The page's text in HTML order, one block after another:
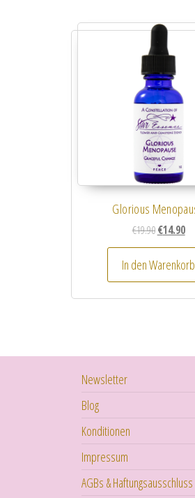
Glorious
€19.90 €14.90
In den Warenkorb
Newsletter
Blog
Konditionen
Impressum
AGBs & Haftungsausschluss